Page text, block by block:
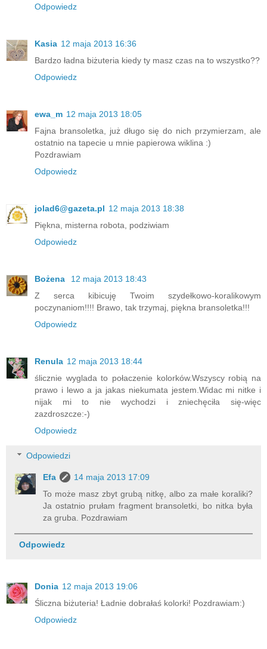
Odpowiedz
Kasia 12 maja 2013 16:36
Bardzo ładna biżuteria kiedy ty masz czas na to wszystko??
Odpowiedz
ewa_m 12 maja 2013 18:05
Fajna bransoletka, już długo się do nich przymierzam, ale
ostatnio na tapecie u mnie papierowa wiklina :)
Pozdrawiam
Odpowiedz
jolad6@gazeta.pl 12 maja 2013 18:38
Piękna, misterna robota, podziwiam
Odpowiedz
Bożena
12 maja 2013 18:43
Z serca kibicuję Twoim szydełkowo-koralikowym
poczynaniom!!!! Brawo, tak trzymaj, piękna bransoletka!!!
Odpowiedz
Renula 12 maja 2013 18:44
ślicznie wyglada to połaczenie kolorków.Wszyscy robią na
prawo i lewo a ja jakas niekumata jestem.Widac mi nitke i
nijak mi to nie wychodzi i zniechęciła się-więc
zazdroszcze:-)
Odpowiedz
Odpowiedzi
Efa
14 maja 2013 17:09
To może masz zbyt grubą nitkę, albo za małe koraliki?
Ja ostatnio prułam fragment bransoletki, bo nitka była
za gruba. Pozdrawiam
Odpowiedz
Donia 12 maja 2013 19:06
Śliczna biżuteria! Ładnie dobrałaś kolorki! Pozdrawiam:)
Odpowiedz